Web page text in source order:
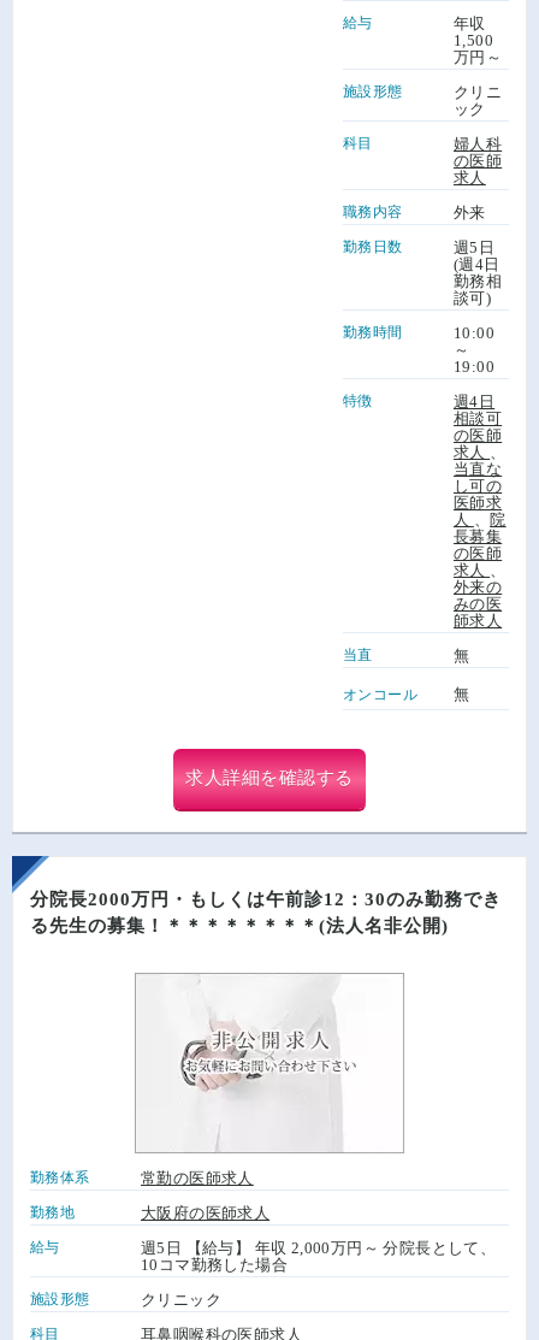
給与
年収
1,500
万円～
施設形態
クリニ
ック
科目
婦人科
の医師
求人
職務内容 外来
勤務日数
週5日
(週4日
勤務相
談可)
勤務時間
10:00
～
19:00
特徴
週4日
相談可
の医師
求人
当直な
し可の
医師求
人
院
長募集
の医師
求人
外来の
みの医
師求人
当直 無
オンコール 無
求人詳細を確認する
分院長2000万円・もしくは午前診12：30のみ勤務でき
る先生の募集！＊＊＊＊＊＊＊＊(法人名非公開)
勤務体系 常勤の医師求人
勤務地 大阪府の医師求人
給与
週5日 【給与】 年収 2,000万円～ 分院長として、
10コマ勤務した場合
施設形態 クリニック
科目 耳鼻咽喉科の医師求人